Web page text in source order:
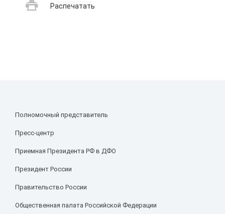
Распечатать
Полномочный представитель
Пресс-центр
Приемная Президента РФ в ДФО
Президент России
Правительство России
Общественная палата Российской Федерации